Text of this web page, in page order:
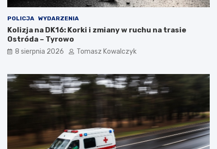
POLICJA WYDARZENIA
Kolizja na DK16: Korki i zmiany w ruchu na trasie
Ostróda – Tyrowo
8 sierpnia 2026 Tomasz Kowalczyk